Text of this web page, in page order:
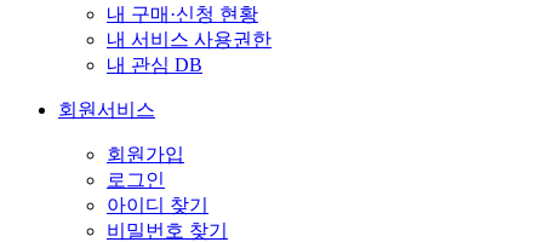
내 구매·신청 현황
내 서비스 사용권한
내 관심 DB
회원서비스
회원가입
로그인
아이디 찾기
비밀번호 찾기